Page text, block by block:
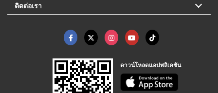
ติดต่อเรา
ดาวน์โหลดแอปพลิเคชัน